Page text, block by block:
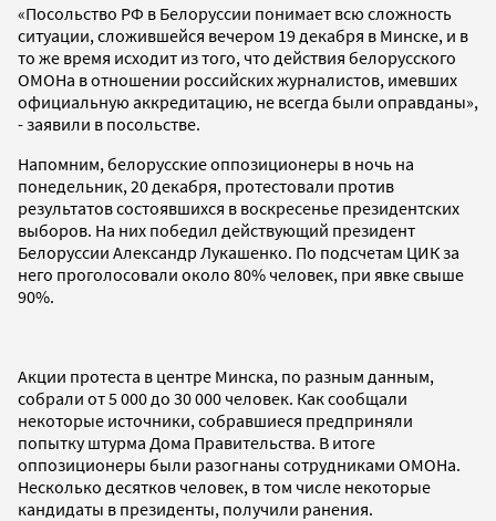
«Посольство РФ в Белоруссии понимает всю сложность
ситуации, сложившейся вечером 19 декабря в Минске, и в
то же время исходит из того, что действия белорусского
ОМОНа в отношении российских журналистов, имевших
официальную аккредитацию, не всегда были оправданы»,
- заявили в посольстве.
Напомним, белорусские оппозиционеры в ночь на
понедельник, 20 декабря, протестовали против
результатов состоявшихся в воскресенье президентских
выборов. На них победил действующий президент
Белоруссии Александр Лукашенко. По подсчетам ЦИК за
него проголосовали около 80% человек, при явке свыше
90%.
Акции протеста в центре Минска, по разным данным,
собрали от 5 000 до 30 000 человек. Как сообщали
некоторые источники, собравшиеся предприняли
попытку штурма Дома Правительства. В итоге
оппозиционеры были разогнаны сотрудниками ОМОНа.
Несколько десятков человек, в том числе некоторые
кандидаты в президенты, получили ранения.